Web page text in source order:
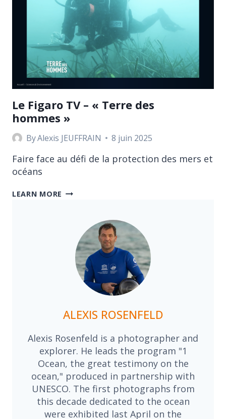
Le Figaro TV – « Terre des
hommes »
ByAlexis JEUFFRAIN 8 juin 2025
Faire face au défi de la protection des mers et
océans
LEARN MORE
ALEXIS ROSENFELD
Alexis Rosenfeld is a photographer and
explorer. He leads the program "1
Ocean, the great testimony on the
ocean," produced in partnership with
UNESCO. The first photographs from
this decade dedicated to the ocean
were exhibited last April on the